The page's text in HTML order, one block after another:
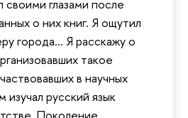
своими глазами после
о них книг. Я ощутил
города... Я расскажу о
такое
в научных
изучал русский язык